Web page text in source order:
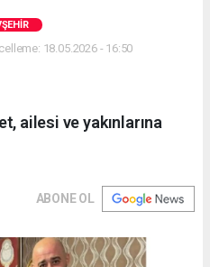
18.05.2026 - 16:50
ailesi ve yakınlarına
ABONE OL